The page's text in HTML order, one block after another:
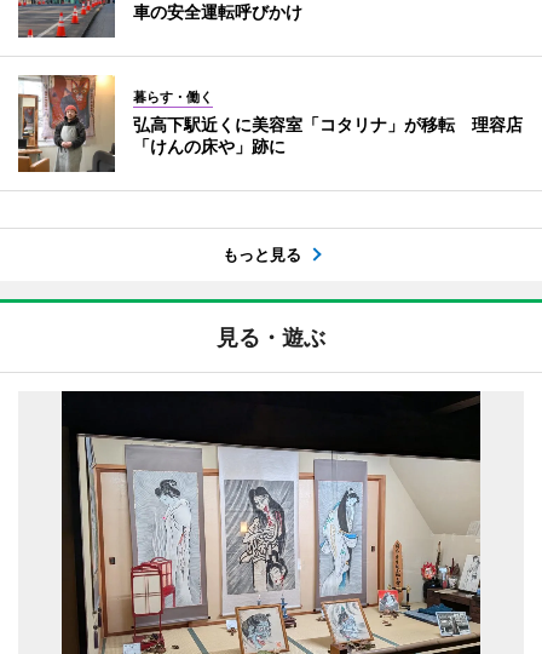
車の安全運転呼びかけ
暮らす・働く
弘高下駅近くに美容室「コタリナ」が移転 理容店
「けんの床や」跡に
もっと見る
見る・遊ぶ